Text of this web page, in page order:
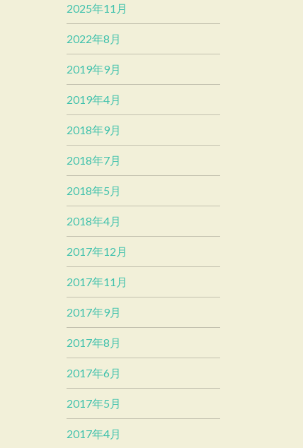
2025年11月
2022年8月
2019年9月
2019年4月
2018年9月
2018年7月
2018年5月
2018年4月
2017年12月
2017年11月
2017年9月
2017年8月
2017年6月
2017年5月
2017年4月